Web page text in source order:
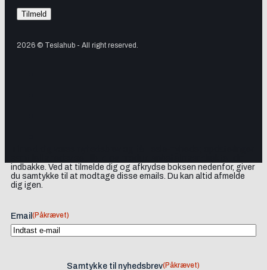
2026 © Teslahub - All right reserved.
indbakke. Ved at tilmelde dig og afkrydse boksen nedenfor, giver
du samtykke til at modtage disse emails. Du kan altid afmelde
dig igen.
Email (Påkrævet)
Samtykke til nyhedsbrev(Påkrævet)